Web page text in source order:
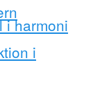
i harmoni
i